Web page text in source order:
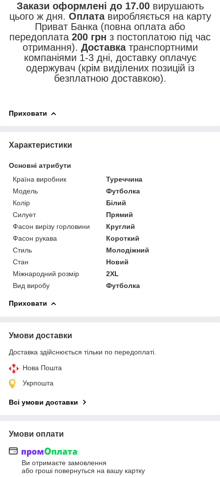
Закази оформлені до 17.00вирушають
цього ж дня. Оплатавиробляється на карту
Приват Банка (повна оплата або
передоплата 200 грн з постоплатою під час
отримання). Доставкатранспортними
компаніями 1-3 дні, доставку оплачує
одержувач (крім виділених позицій із
безплатною доставкою).
Приховати
Характеристики
Основні атрибути
Країна виробник
Туреччина
Модель
Футболка
Колір
Білий
Силует
Прямий
Фасон вирізу горловини
Круглий
Фасон рукава
Короткий
Стиль
Молодіжний
Стан
Новий
Міжнародний розмір
2XL
Вид виробу
Футболка
Приховати
Умови доставки
Доставка здійснюється тільки по передоплаті.
Нова Пошта
Укрпошта
Всі умови доставки
Умови оплати
Ви отримаєте замовлення
або гроші повернуться на вашу картку